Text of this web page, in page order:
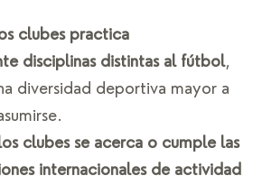
clubes practica
disciplinas distintas al fútbol,
diversidad deportiva mayor a
clubes se acerca o cumple las
internacionales de actividad